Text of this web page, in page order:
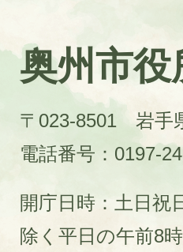
奥州市役
〒023-8501 岩手
電話番号：0197-
開庁日時：土日祝
除く平日の午前8